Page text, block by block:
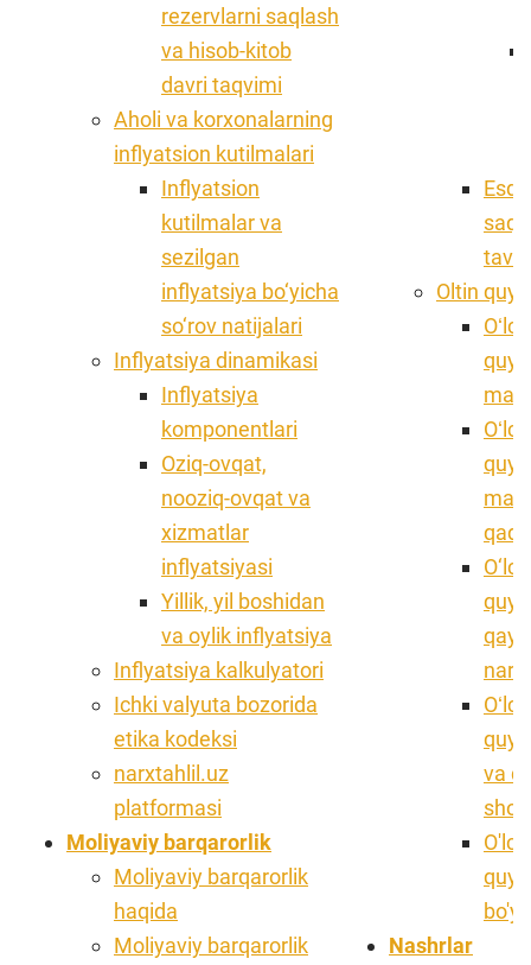
rezervlarni saqlash
va hisob-kitob
davri taqvimi
Aholi va korxonalarning
inflyatsion kutilmalari
Inflyatsion
kutilmalar va
sezilgan
inflyatsiya bo‘yicha
so‘rov natijalari
Inflyatsiya dinamikasi
Inflyatsiya
komponentlari
Oziq-ovqat,
nooziq-ovqat va
xizmatlar
inflyatsiyasi
Yillik, yil boshidan
va oylik inflyatsiya
Inflyatsiya kalkulyatori
Ichki valyuta bozorida
etika kodeksi
narxtahlil.uz
platformasi
Moliyaviy bаrqаrоrlik
Moliyaviy barqarorlik
haqida
Moliyaviy bаrqаrоrlik
Oltin
va
Nashrlar